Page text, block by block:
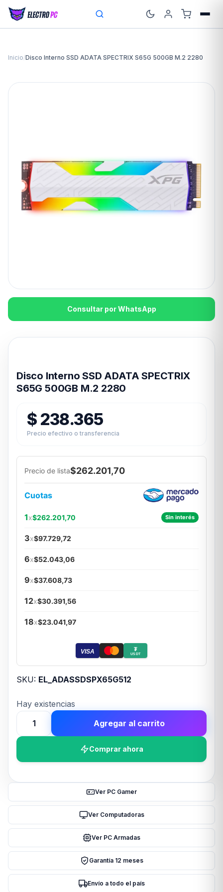
Inicio/Disco Interno SSD ADATA SPECTRIX S65G 500GB M.2 2280
Consultar por WhatsApp
Disco Interno SSD ADATA SPECTRIX
S65G 500GB M.2 2280
$ 238.365
Precio efectivo o transferencia
Precio de lista$262.201,70
Cuotas
1x$262.201,70 Sin interés
3x$97.729,72
6x$52.043,06
9x$37.608,73
12x$30.391,56
18x$23.041,97
VISA ₮
USDT
SKU: EL_ADASSDSPX65G512
Hay existencias
Disco
Interno
500GB
2280
Agregar al carrito
Comprar ahora
Ver PC Gamer
Ver Computadoras
Ver PC Armadas
Garantía 12 meses
Envío a todo el país